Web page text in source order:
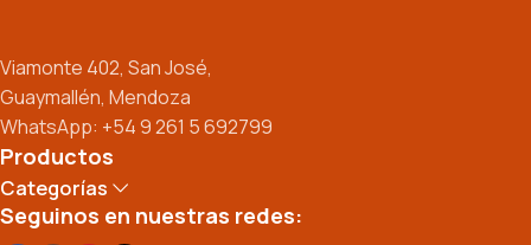
Viamonte 402, San José,
Guaymallén, Mendoza
WhatsApp: +54 9 261 5 692799
Productos
Categorías
Seguinos en nuestras redes: